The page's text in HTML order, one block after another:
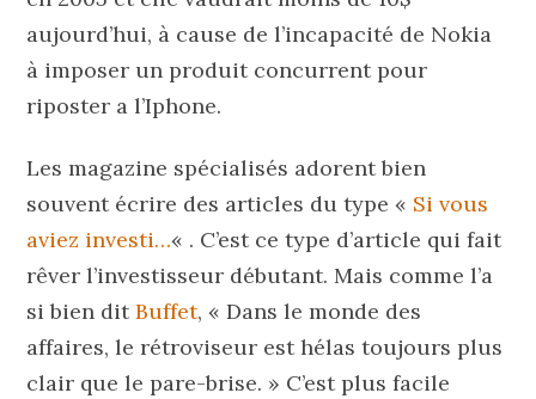
aujourd’hui, à cause de l’incapacité de Nokia
à imposer un produit concurrent pour
riposter a l’Iphone.
Les magazine spécialisés adorent bien
souvent écrire des articles du type « Si vous
aviez investi…« . C’est ce type d’article qui fait
rêver l’investisseur débutant. Mais comme l’a
si bien ditBuffet, « Dans le monde des
affaires, le rétroviseur est hélas toujours plus
clair que le pare-brise. » C’est plus facile